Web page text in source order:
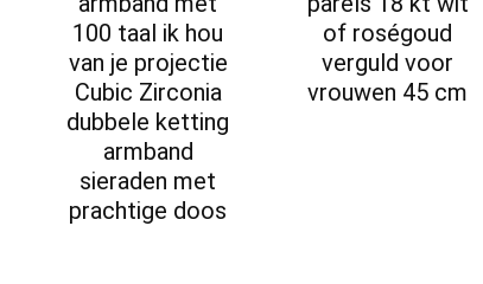
100 taal ik hou
van je projectie
Cubic Zirconia
dubbele ketting
armband
sieraden met
prachtige doos
of roségoud
verguld voor
vrouwen 45 cm